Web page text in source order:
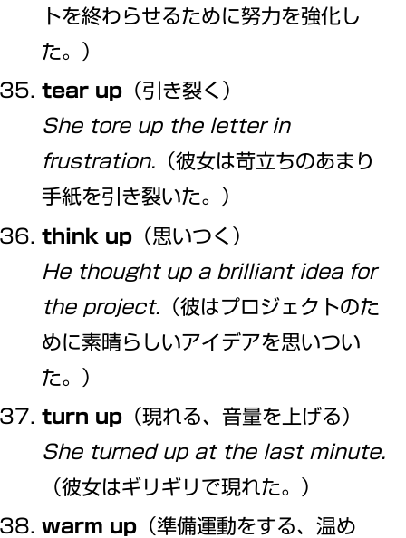
トを終わらせるために努力を強化し
た。）
tear up （引き裂く）
She tore up the letter in
frustration. （彼女は苛立ちのあまり
手紙を引き裂いた。）
think up （思いつく）
He thought up a brilliant idea for
the project. （彼はプロジェクトのた
めに素晴らしいアイデアを思いつい
た。）
turn up （現れる、音量を上げる）
She turned up at the last minute.
（彼女はギリギリで現れた。）
warm up （準備運動をする、温め